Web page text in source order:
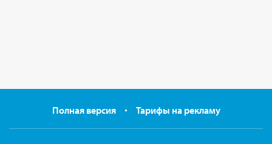
Полная версия Тарифы на рекламу